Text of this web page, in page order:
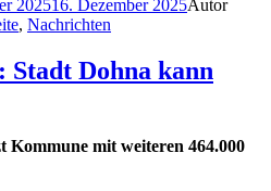
202516. Dezember 2025Autor
, Nachrichten
Stadt Dohna kann
Kommune mit weiteren 464.000